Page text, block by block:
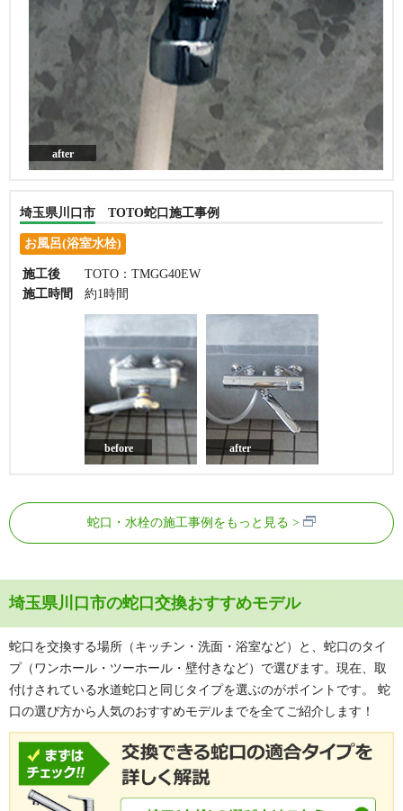
after
埼玉県川口市 TOTO蛇口施工事例
お風呂(浴室水栓)
施工後
TOTO：TMGG40EW
施工時間
約1時間
before after
蛇口・水栓の施工事例をもっと見る
埼玉県川口市の蛇口交換おすすめモデル
蛇口を交換する場所（キッチン・洗面・浴室など）と、蛇口のタイ
プ（ワンホール・ツーホール・壁付きなど）で選びます。現在、取
付けされている水道蛇口と同じタイプを選ぶのがポイントです。 蛇
口の選び方から人気のおすすめモデルまでを全てご紹介します！